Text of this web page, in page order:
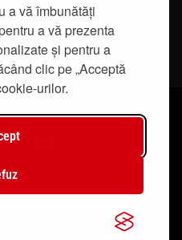
a vă îmbunătăți
a vă prezenta
și pentru a
clic pe „Acceptă
urilor.
drepturile rezervate.